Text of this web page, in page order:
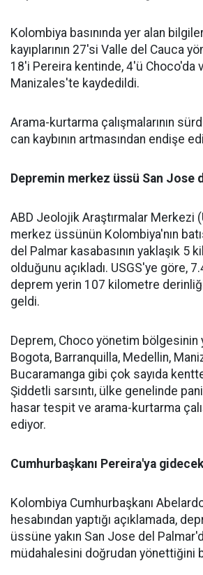
Kolombiya basınında yer alan
kayıplarının 27'si Valle del Cauca
18'i Pereira kentinde, 4'ü Choco'da
Manizales'te kaydedildi.
Arama-kurtarma çalışmalarının
can kaybının artmasından endişe
Depremin merkez üssü San Jose
ABD Jeolojik Araştırmalar Merkezi
merkez üssünün Kolombiya'nın
del Palmar kasabasının yaklaşık 5
olduğunu açıkladı. USGS'ye göre,
deprem yerin 107 kilometre
geldi.
Deprem, Choco yönetim bölgesinin
Bogota, Barranquilla, Medellin,
Bucaramanga gibi çok sayıda
Şiddetli sarsıntı, ülke genelinde
hasar tespit ve arama-kurtarma
ediyor.
Cumhurbaşkanı Pereira'ya gidecek
Kolombiya Cumhurbaşkanı
hesabından yaptığı açıklamada,
üssüne yakın San Jose del
müdahalesini doğrudan yönettiğini